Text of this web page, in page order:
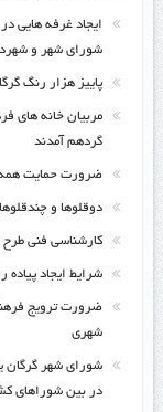
ایجاد غرفه هایی
شورای شهر و
پاییز هزار رنگ
مربیان خانه های
گردهم آمدند
ضرورت حمایت همه
دوقلوها و
کارشناسی فنی
شرایط ایجاد
ضرورت ترویج
شهری
شورای شهر گرگان
در بین شوراهای